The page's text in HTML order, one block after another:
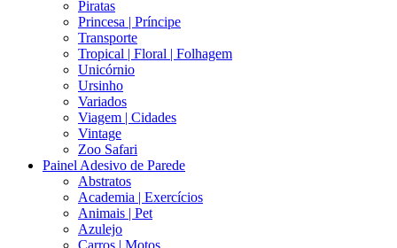
Piratas
Princesa | Príncipe
Transporte
Tropical | Floral | Folhagem
Unicórnio
Ursinho
Variados
Viagem | Cidades
Vintage
Zoo Safari
Painel Adesivo de Parede
Abstratos
Academia | Exercícios
Animais | Pet
Azulejo
Carros | Motos